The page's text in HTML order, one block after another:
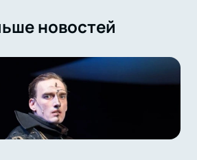
новостей